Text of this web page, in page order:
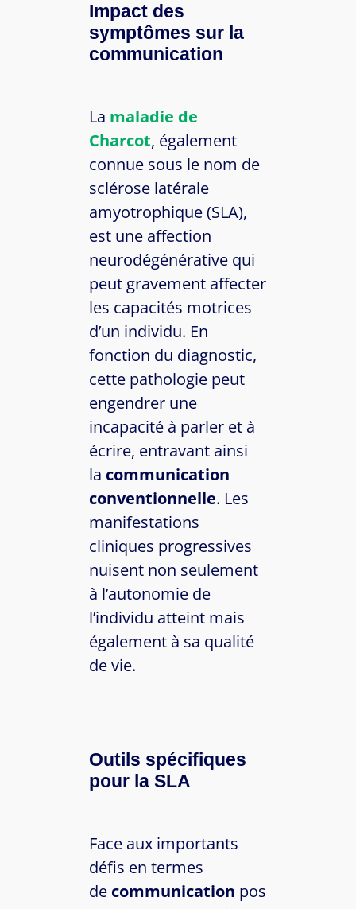
Impact des
symptômes sur la
communication
La maladie de
Charcot, également
connue sous le nom de
sclérose latérale
amyotrophique (SLA),
est une affection
neurodégénérative qui
peut gravement affecter
les capacités motrices
d’un individu. En
fonction du diagnostic,
cette pathologie peut
engendrer une
incapacité à parler et à
écrire, entravant ainsi
la communication
conventionnelle. Les
manifestations
cliniques progressives
nuisent non seulement
à l’autonomie de
l’individu atteint mais
également à sa qualité
de vie.
Outils spécifiques
pour la SLA
Face aux importants
défis en termes
de communication pos